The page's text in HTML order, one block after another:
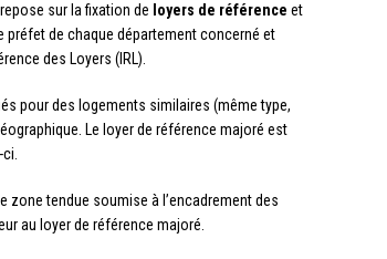
sur la fixation de loyers de référence et
préfet de chaque département concerné et
des Loyers (IRL).
pour des logements similaires (même type,
Le loyer de référence majoré est
zone tendue soumise à l’encadrement des
au loyer de référence majoré.